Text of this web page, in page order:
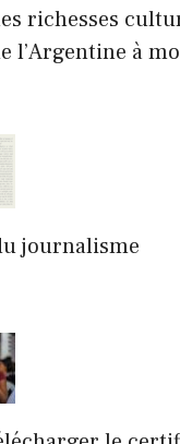
richesses
l’Argentine à
journalisme